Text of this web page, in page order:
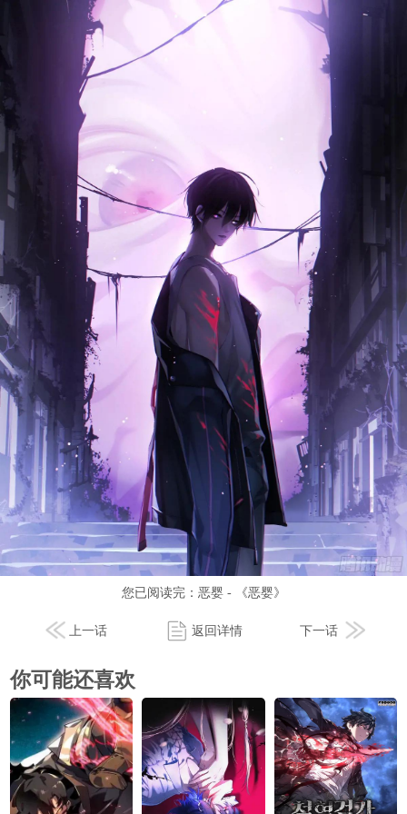
您已阅读完： 恶婴 - 《恶婴》
上一话 返回详情 下一话
你可能还喜欢